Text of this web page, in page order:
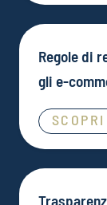
Regole di
gli e-